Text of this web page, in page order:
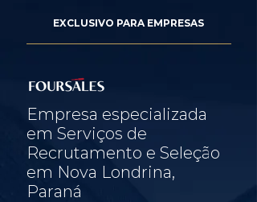
EXCLUSIVO PARA EMPRESAS
Empresa especializada
em Serviços de
Recrutamento e Seleção
em Nova Londrina,
Paraná